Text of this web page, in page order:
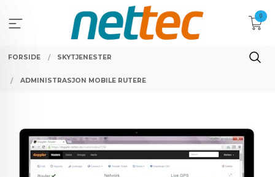
innholdet
0
FORSIDE SKYTJENESTER
ADMINISTRASJON MOBILE RUTERE